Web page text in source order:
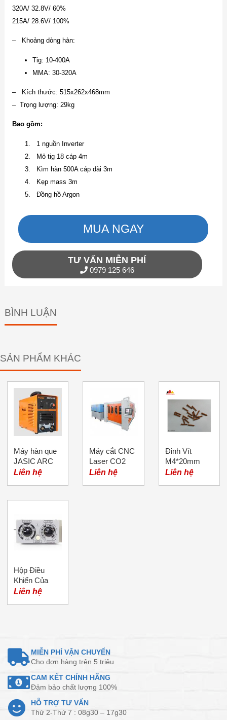
320A/ 32.8V/ 60%
215A/ 28.6V/ 100%
– Khoảng dòng hàn:
Tig: 10-400A
MMA: 30-320A
– Kích thước: 515x262x468mm
– Trọng lượng: 29kg
Bao gồm:
1 nguồn Inverter
Mỏ tig 18 cáp 4m
Kìm hàn 500A cáp dài 3m
Kẹp mass 3m
Đồng hồ Argon
MUA NGAY
TƯ VẤN MIỄN PHÍ
0979 125 646
BÌNH LUẬN
SẢN PHẨM KHÁC
Máy hàn que
JASIC ARC
200
Liên hệ
Máy cắt CNC
Laser CO2
Liên hệ
Đinh Vít
M4*20mm
Liên hệ
Hộp Điều
Khiển Của
Đầu Cấp Dây
Liên hệ
MIỄN PHÍ VẬN CHUYỂN
Cho đơn hàng trên 5 triệu
CAM KẾT CHÍNH HÃNG
Đảm bảo chất lượng 100%
HỖ TRỢ TƯ VẤN
Thứ 2-Thứ 7 : 08g30 – 17g30